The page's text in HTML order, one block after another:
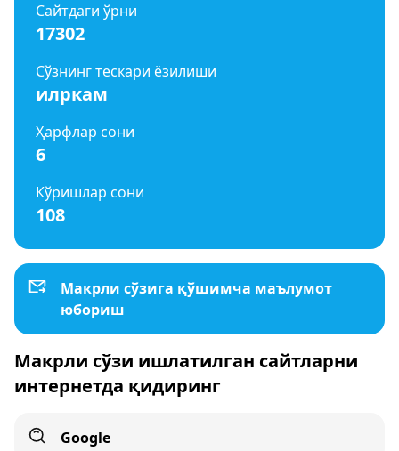
Сайтдаги ўрни
17302
Сўзнинг тескари ёзилиши
илркам
Ҳарфлар сони
6
Кўришлар сони
108
Макрли сўзига қўшимча маълумот
юбориш
Макрли сўзи ишлатилган сайтларни
интернетда қидиринг
Google